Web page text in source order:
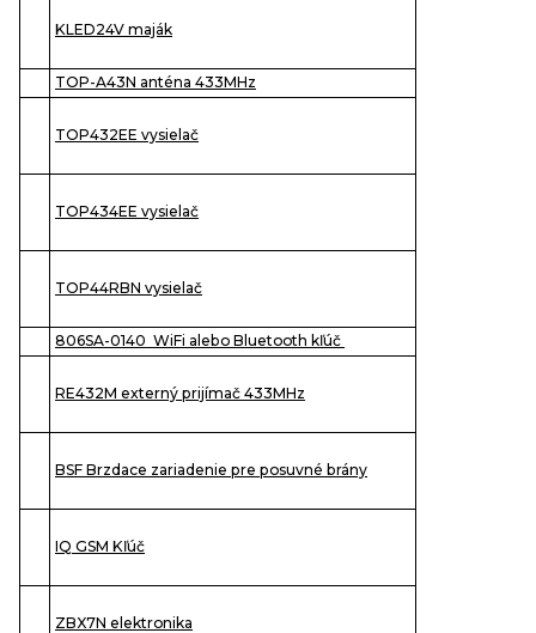
KLED24V maják
TOP-A43N anténa 433MHz
TOP432EE vysielač
TOP434EE vysielač
TOP44RBN vysielač
806SA-0140 WiFi alebo Bluetooth kľúč
RE432M externý prijímač 433MHz
BSF Brzdace zariadenie pre posuvné brány
IQ GSM Kľúč
ZBX7N elektronika